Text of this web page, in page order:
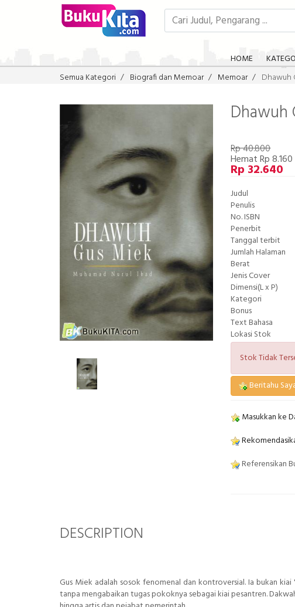
HOME
Semua Kategori
Biografi dan Memoar Memoar Dhawuh
Dhawuh
Rp 40.800
Hemat Rp 8.160
Rp 32.640
Judul
Penulis
No. ISBN
Penerbit
Tanggal terbit
Jumlah Halaman
Berat
Jenis Cover
Dimensi(L x P)
Kategori
Bonus
Text Bahasa
Lokasi Stok
Stok Tidak
Beritahu
Masukkan ke
Referensikan
DESCRIPTION
Gus Miek adalah sosok fenomenal dan kontroversial. Ia bukan
tanpa mengabaikan tugas pokoknya sebagai kiai pesantren.